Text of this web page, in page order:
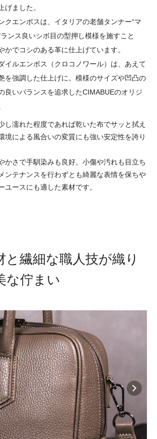
げました。
クエンボスは、イタリアの老舗タンナー“マ
ンス良いシボ目の型押し模様を施すこと
かでコシのある革に仕上げています。
イルエンボス（クロコノワール）は、あえて
を強調した仕上げに。模様のサイズや凹凸の
良いバランスを追求したCIMABUEのオリジ
し濡れた程度であれば乾いた布でサッと拭え
境による風合いの変質にも強い安定性を誇り
かさで手馴染みも良好。小傷や汚れも目立ち
ンテナンスを行わずとも綺麗な表情を保ちや
ユースにも適した素材です。
と繊細な職人技が織り
な佇まい